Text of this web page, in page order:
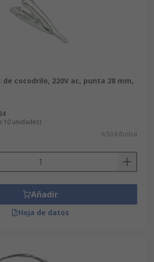
de cocodrilo, 220V ac, punta 28 mm,
10 unidades)
6,50 €/bolsa
Añadir
Hoja de datos